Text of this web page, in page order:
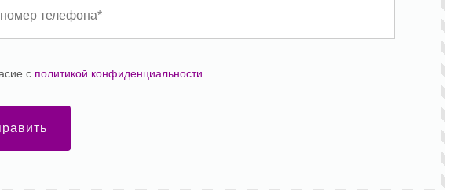
с политикой конфиденциальности